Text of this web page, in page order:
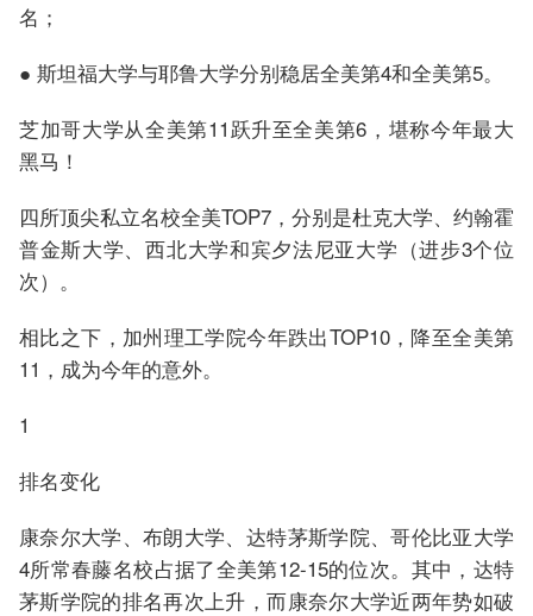
名；
● 斯坦福大学与耶鲁大学分别稳居全美第4和全美第5。
芝加哥大学从全美第11跃升至全美第6，堪称今年最大
黑马！
四所顶尖私立名校全美TOP7，分别是杜克大学、约翰霍
普金斯大学、西北大学和宾夕法尼亚大学（进步3个位
次）。
相比之下，加州理工学院今年跌出TOP10，降至全美第
11，成为今年的意外。
1
排名变化
康奈尔大学、布朗大学、达特茅斯学院、哥伦比亚大学
4所常春藤名校占据了全美第12-15的位次。其中，达特
茅斯学院的排名再次上升，而康奈尔大学近两年势如破